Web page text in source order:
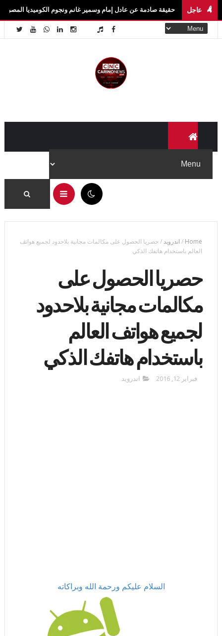
عاجل
حقيقة صادمة عن عادل إمام وسمير غانم ونجوم الكوميديا المصرية أخبار
Home
/ اندرويد/حصريا الحصول على مكالمات مجانية بلاحدود لجميع هواتف
العالم باستخدام هاتفك الذكي
حصريا الحصول على
مكالمات مجانية بلاحدود
لجميع هواتف العالم
باستخدام هاتفك الذكي
فبراير 12, 2016 اندرويد
السلام عليكم ورحمة الله وبراكاته